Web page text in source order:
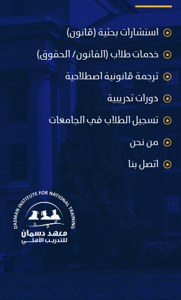
استشارات بحثية (قانون)
خدمات طلاب (القانون/ الحقوق)
ترجمة قانونية اصطلاحية
دورات تدريبية
تسجيل الطلاب في الجامعات
من نحن
اتصل بنا